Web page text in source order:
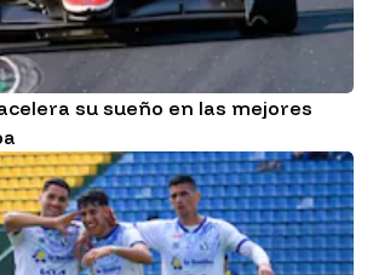
su sueño en las mejores